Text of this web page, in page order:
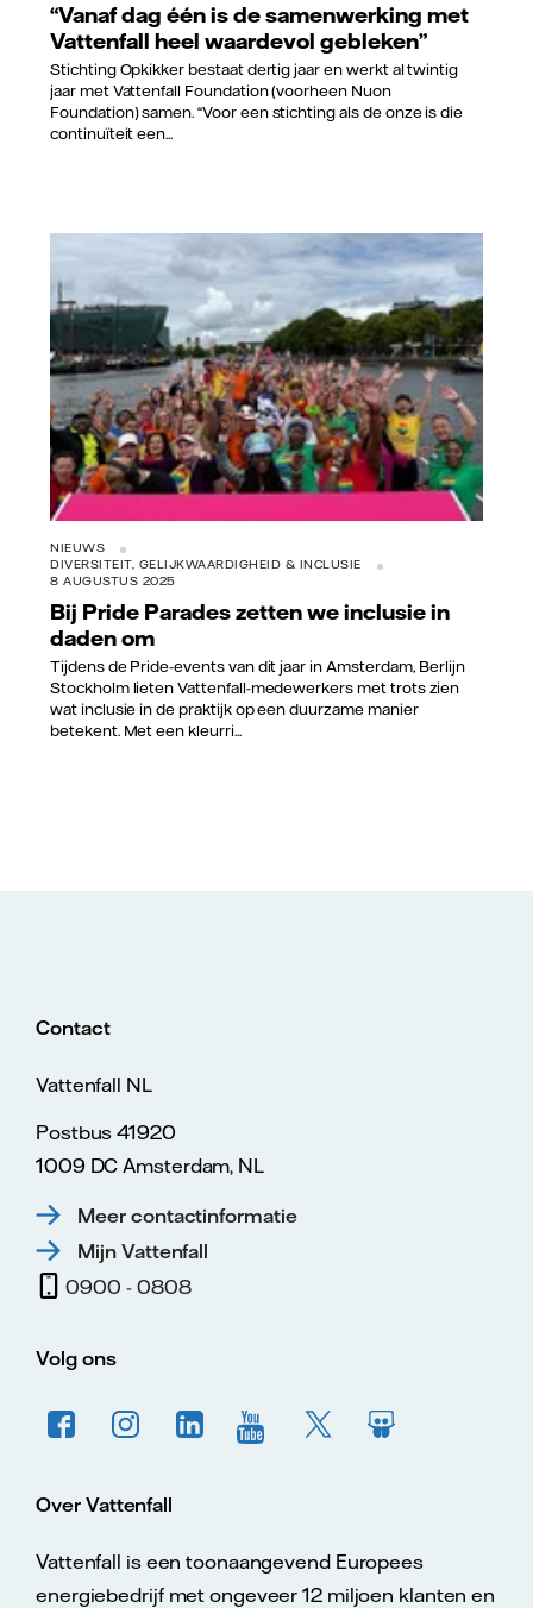
“Vanaf dag één is de samenwerking met
Vattenfall heel waardevol gebleken”
Stichting Opkikker bestaat dertig jaar en werkt al twintig
jaar met Vattenfall Foundation (voorheen Nuon
Foundation) samen. “Voor een stichting als de onze is die
continuïteit een...
NIEUWS
DIVERSITEIT, GELIJKWAARDIGHEID & INCLUSIE
8 AUGUSTUS 2025
Bij Pride Parades zetten we inclusie in
daden om
Tijdens de Pride-events van dit jaar in Amsterdam, Berlijn
Stockholm lieten Vattenfall-medewerkers met trots zien
wat inclusie in de praktijk op een duurzame manier
betekent. Met een kleurri...
Contact
Vattenfall NL
Postbus 41920
1009 DC Amsterdam, NL
Meer contactinformatie
Mijn Vattenfall
0900 - 0808
Volg ons
Over Vattenfall
Vattenfall is een toonaangevend Europees
energiebedrijf met ongeveer 12 miljoen klanten en